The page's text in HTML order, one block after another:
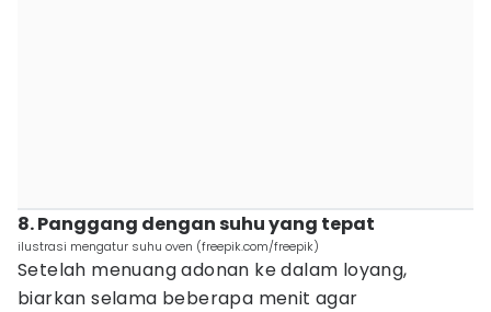
8. Panggang dengan suhu yang tepat
ilustrasi mengatur suhu oven (freepik.com/freepik)
Setelah menuang adonan ke dalam loyang,
biarkan selama beberapa menit agar